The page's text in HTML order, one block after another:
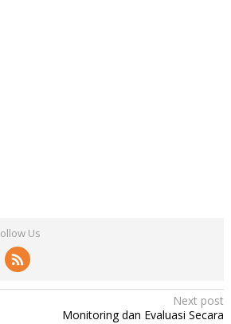
Us
Next post
Monitoring dan Evaluasi Secara